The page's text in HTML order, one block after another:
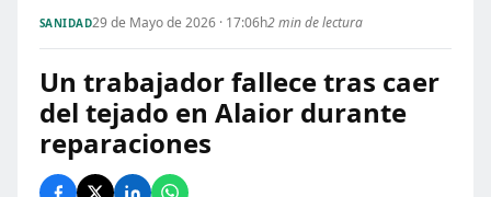
SANIDAD29 de Mayo de 2026 · 17:06h2 min de lectura
Un trabajador fallece tras caer
del tejado en Alaior durante
reparaciones